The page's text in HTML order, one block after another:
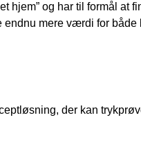
hjem” og har til formål at
mere værdi for både
der kan